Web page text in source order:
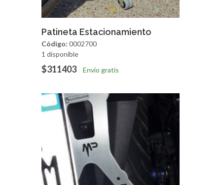
Agregar Vista Rapida
Patineta Estacionamiento
Código: 0002700
1 disponible
$311403 Envío gratis